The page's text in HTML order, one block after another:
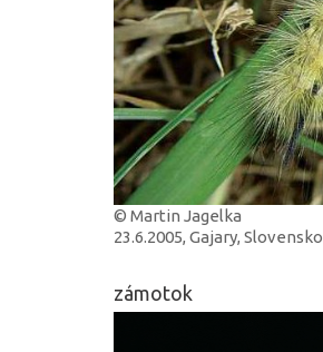
© Martin Jagelka
23.6.2005, Gajary, Slovensko
zámotok